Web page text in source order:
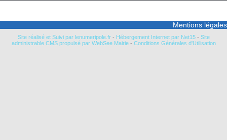
Mentions légales
Site réalisé et Suivi par lenumeripole.fr- Hébergement Internet par Net15- Site
administrable CMS propulsé par WebSee Mairie- Conditions Générales d'Utilisation